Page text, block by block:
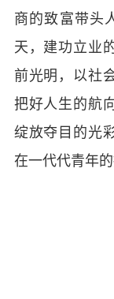
商的致富带头
天，建功立业
前光明，以社
把好人生的航
绽放夺目的光
在一代代青年